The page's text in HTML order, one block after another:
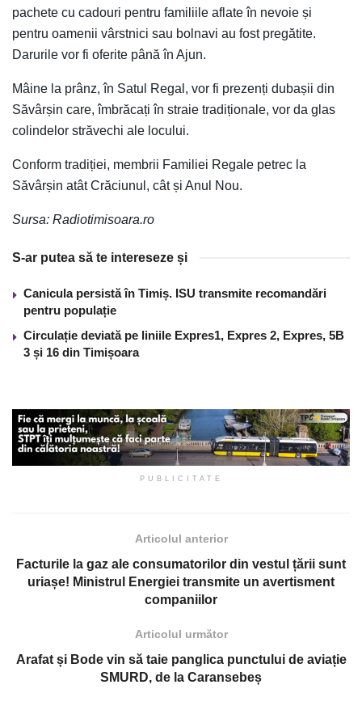
pachete cu cadouri pentru familiile aflate în nevoie și
pentru oamenii vârstnici sau bolnavi au fost pregătite.
Darurile vor fi oferite până în Ajun.
Mâine la prânz, în Satul Regal, vor fi prezenți dubașii din
Săvârșin care, îmbrăcați în straie tradiționale, vor da glas
colindelor străvechi ale locului.
Conform tradiției, membrii Familiei Regale petrec la
Săvârșin atât Crăciunul, cât și Anul Nou.
Sursa: Radiotimisoara.ro
S-ar putea să te intereseze și
Canicula persistă în Timiș. ISU transmite recomandări
pentru populație
Circulație deviată pe liniile Expres1, Expres 2, Expres, 5B
3 și 16 din Timișoara
PUBLICITATE
Articolul anterior
Facturile la gaz ale consumatorilor din vestul țării sunt
uriașe! Ministrul Energiei transmite un avertisment
companiilor
Articolul următor
Arafat și Bode vin să taie panglica punctului de aviație
SMURD, de la Caransebeș